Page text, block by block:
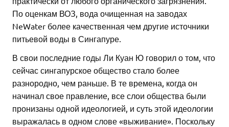
По оценкам ВОЗ, вода очищенная на заводах
NeWater более качественная чем другие источники
питьевой воды в Сингапуре.
В свои последние годы Ли Куан Ю говорил о том, что
сейчас сингапурское общество стало более
разнородно, чем раньше. В те времена, когда он
начинал свое правление, все слои общества были
пронизаны одной идеологией, и суть этой идеологии
выражалась в одном слове «выживание». Поскольку